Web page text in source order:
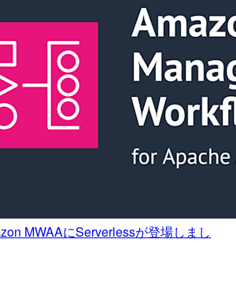
MWAAにServerlessが登場しまし